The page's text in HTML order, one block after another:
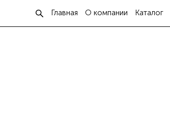
Главная О компании Каталог